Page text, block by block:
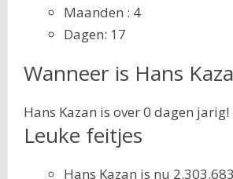
Maanden : 4
Dagen: 17
Wanneer is Hans
Hans Kazan is over 0 dagen jarig!
Leuke feitjes
Hans Kazan is nu